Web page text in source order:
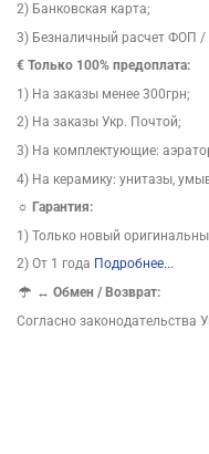
2) Банковская карта;
3) Безналичный расчет ФОП /
€ Только 100% предоплата:
1) На заказы менее 300грн;
2) На заказы Укр. Почтой;
3) На комплектующие:
4) На керамику: унитазы,
☼ Гарантия:
1) Только новый
2) От 1 года Подробнее...
↔Обмен / Возврат:
Согласно законодательства